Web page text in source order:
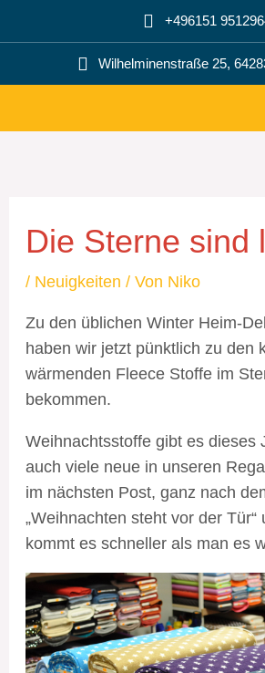
Inhalt
+496151
Wilhelminenstraße 25,
Die Sterne sind
/ Neuigkeiten / Von Niko
Zu den üblichen Winter Heim-
haben wir jetzt pünktlich zu den
wärmenden Fleece Stoffe im
bekommen.
Weihnachtsstoffe gibt es dieses
auch viele neue in unseren
im nächsten Post, ganz nach
„Weihnachten steht vor der Tür“
kommt es schneller als man es